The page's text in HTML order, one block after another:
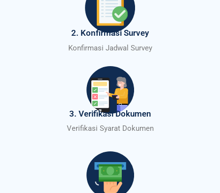
2. Konfirmasi Survey
Konfirmasi Jadwal Survey
3. Verifikasi Dokumen
Verifikasi Syarat Dokumen